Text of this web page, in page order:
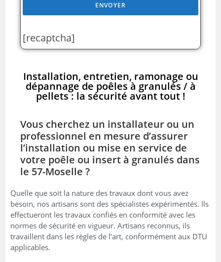
[recaptcha]
Installation, entretien, ramonage ou
dépannage de poêles à granulés / à
pellets : la sécurité avant tout !
Vous cherchez un installateur ou un
professionnel en mesure d’assurer
l’installation ou mise en service de
votre poêle ou insert à granulés dans
le 57-Moselle ?
Quelle que soit la nature des travaux dont vous avez
besoin, nos artisans sont des spécialistes expérimentés. Ils
effectueront les travaux confiés en conformité avec les
normes de sécurité en vigueur. Artisans reconnus, ils
travaillent dans les règles de l’art, conformément aux DTU
applicables.